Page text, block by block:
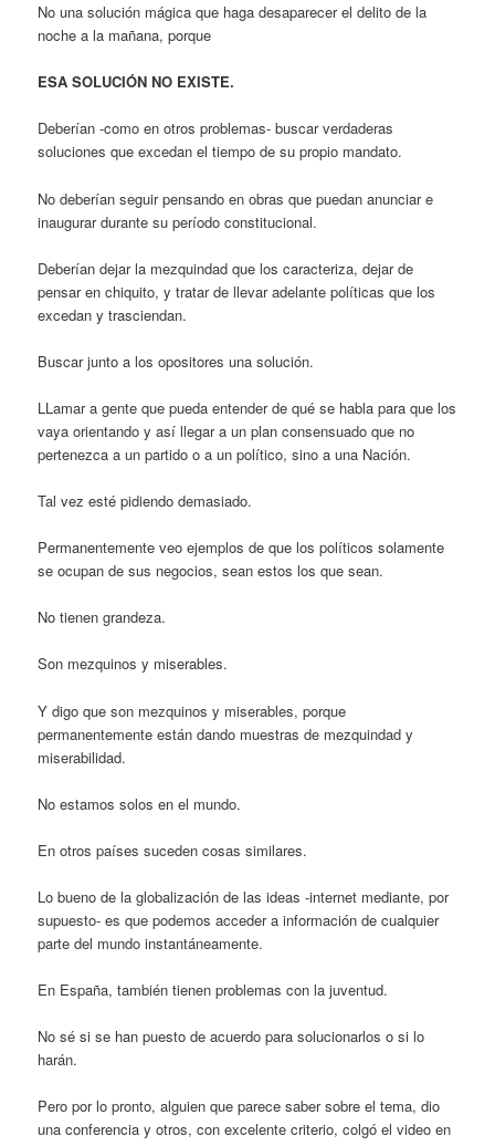
No una solución mágica que haga desaparecer el delito de la
noche a la mañana, porque
ESA SOLUCIÓN NO EXISTE.
Deberían -como en otros problemas- buscar verdaderas
soluciones que excedan el tiempo de su propio mandato.
No deberían seguir pensando en obras que puedan anunciar e
inaugurar durante su período constitucional.
Deberían dejar la mezquindad que los caracteriza, dejar de
pensar en chiquito, y tratar de llevar adelante políticas que los
excedan y trasciendan.
Buscar junto a los opositores una solución.
LLamar a gente que pueda entender de qué se habla para que los
vaya orientando y así llegar a un plan consensuado que no
pertenezca a un partido o a un político, sino a una Nación.
Tal vez esté pidiendo demasiado.
Permanentemente veo ejemplos de que los políticos solamente
se ocupan de sus negocios, sean estos los que sean.
No tienen grandeza.
Son mezquinos y miserables.
Y digo que son mezquinos y miserables, porque
permanentemente están dando muestras de mezquindad y
miserabilidad.
No estamos solos en el mundo.
En otros países suceden cosas similares.
Lo bueno de la globalización de las ideas -internet mediante, por
supuesto- es que podemos acceder a información de cualquier
parte del mundo instantáneamente.
En España, también tienen problemas con la juventud.
No sé si se han puesto de acuerdo para solucionarlos o si lo
harán.
Pero por lo pronto, alguien que parece saber sobre el tema, dio
una conferencia y otros, con excelente criterio, colgó el video en